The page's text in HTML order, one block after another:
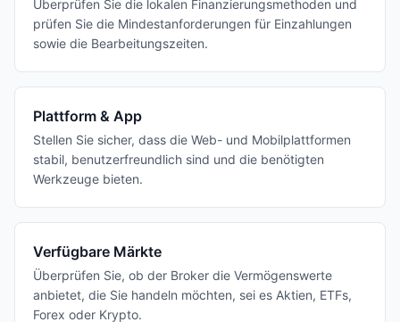
Überprüfen Sie die lokalen Finanzierungsmethoden und
prüfen Sie die Mindestanforderungen für Einzahlungen
sowie die Bearbeitungszeiten.
Plattform & App
Stellen Sie sicher, dass die Web- und Mobilplattformen
stabil, benutzerfreundlich sind und die benötigten
Werkzeuge bieten.
Verfügbare Märkte
Überprüfen Sie, ob der Broker die Vermögenswerte
anbietet, die Sie handeln möchten, sei es Aktien, ETFs,
Forex oder Krypto.